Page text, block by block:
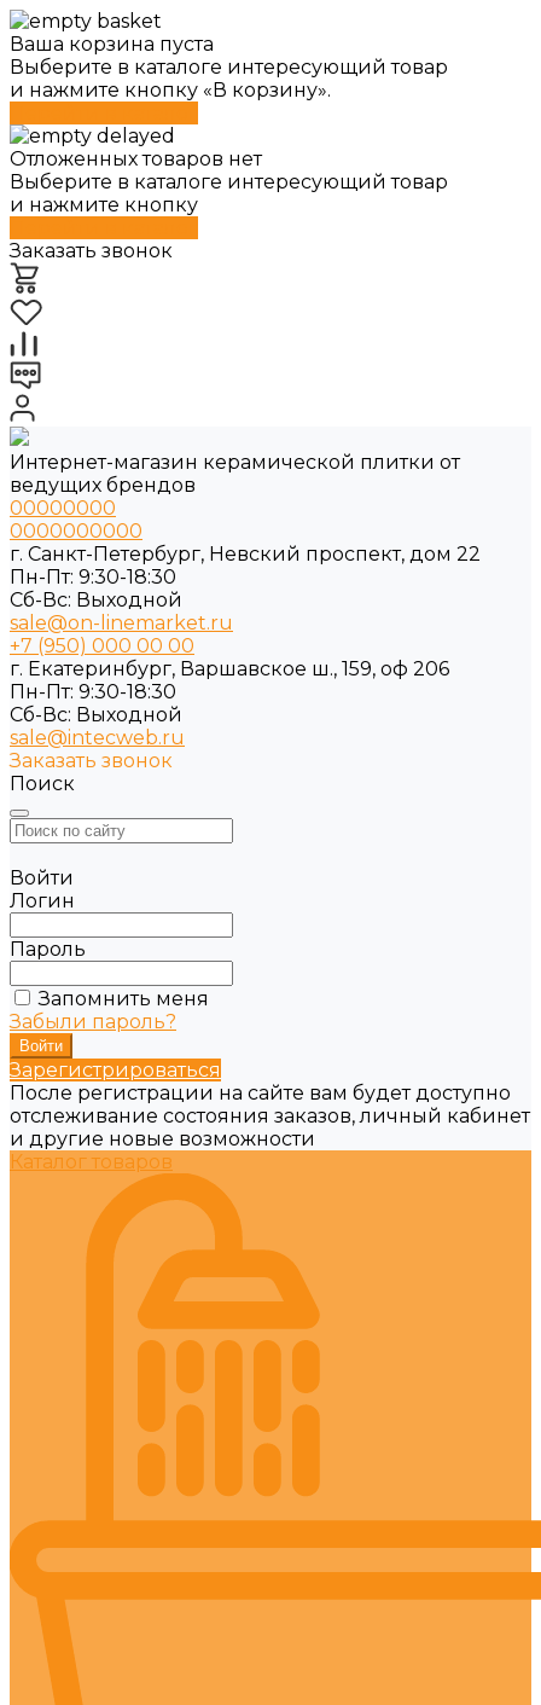
Ваша корзина пуста
Выберите в каталоге интересующий товар
и нажмите кнопку «В корзину».
Отложенных товаров нет
Выберите в каталоге интересующий товар
и нажмите кнопку
Заказать звонок
Интернет-магазин керамической плитки от
ведущих брендов
00000000
0000000000
г. Санкт-Петербург, Невский проспект, дом 22
Пн-Пт: 9:30-18:30
Cб-Вс: Выходной
sale@on-linemarket.ru
+7 (950) 000 00 00
г. Екатеринбург, Варшавское ш., 159, оф 206
Пн-Пт: 9:30-18:30
Cб-Вс: Выходной
sale@intecweb.ru
Заказать звонок
Поиск
Войти
Логин
Пароль
Запомнить меня
Забыли пароль?
Зарегистрироваться
После регистрации на сайте вам будет доступно
отслеживание состояния заказов, личный кабинет
и другие новые возможности
Каталог товаров